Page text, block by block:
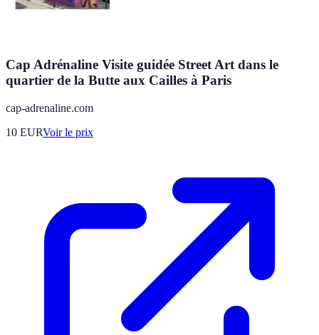
Cap Adrénaline Visite guidée Street Art dans le
quartier de la Butte aux Cailles à Paris
cap-adrenaline.com
10 EURVoir le prix